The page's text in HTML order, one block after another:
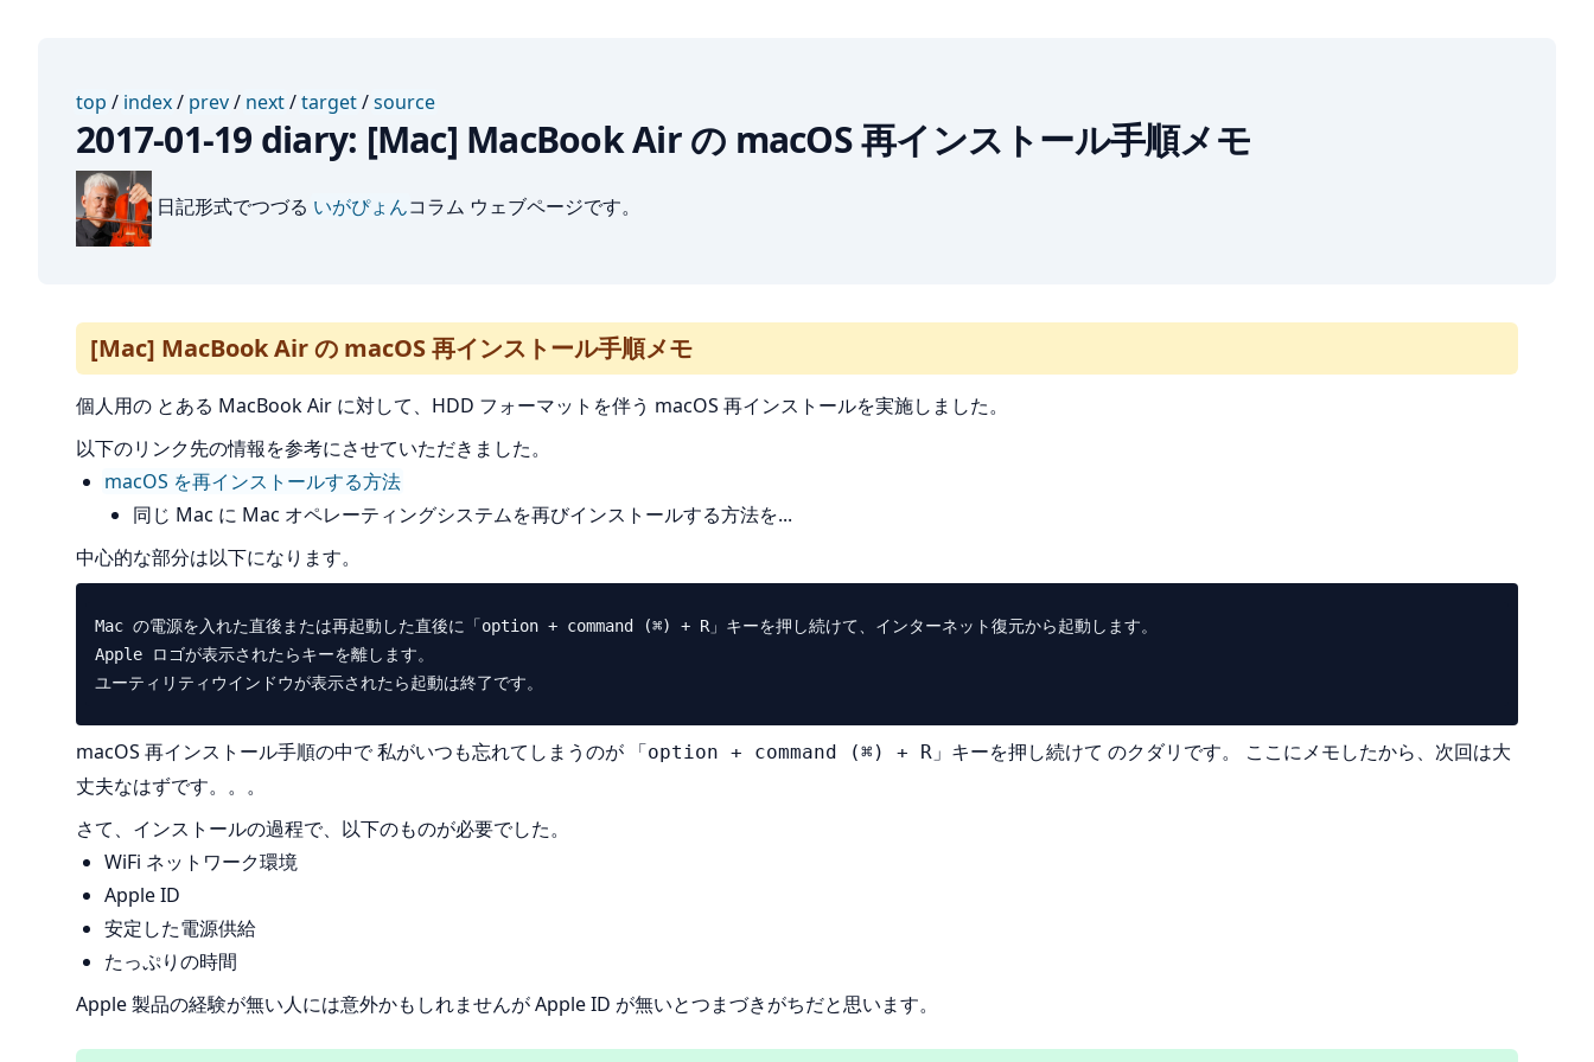
top / index/ prev/ next/target/source
2017-01-19 diary: [Mac] MacBook Air の macOS 再インストール手順メモ
日記形式でつづる いがぴょんコラム ウェブページです。
[Mac] MacBook Air の macOS 再インストール手順メモ
個人用の とある MacBook Air に対して、HDD フォーマットを伴う macOS 再インストールを実施しました。
以下のリンク先の情報を参考にさせていただきました。
macOS を再インストールする方法
同じ Mac に Mac オペレーティングシステムを再びインストールする方法を...
中心的な部分は以下になります。
Mac の電源を入れた直後または再起動した直後に「option + command (⌘) + R」キーを押し続けて、インターネット復元から起動します。
Apple ロゴが表示されたらキーを離します。
macOS 再インストール手順の中で 私がいつも忘れてしまうのが 「option + command (⌘) + R」キーを押し続けて のクダリです。 ここにメモしたから、次回は大
丈夫なはずです。。。
さて、インストールの過程で、以下のものが必要でした。
WiFi ネットワーク環境
Apple ID
安定した電源供給
たっぷりの時間
Apple 製品の経験が無い人には意外かもしれませんが Apple ID が無いとつまづきがちだと思います。